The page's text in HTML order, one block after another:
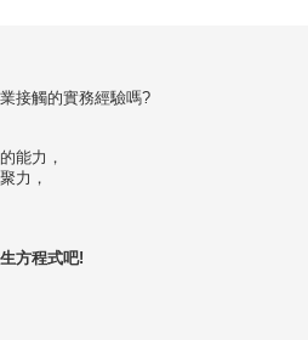
接觸的實務經驗嗎?
能力，
力，
方程式吧!